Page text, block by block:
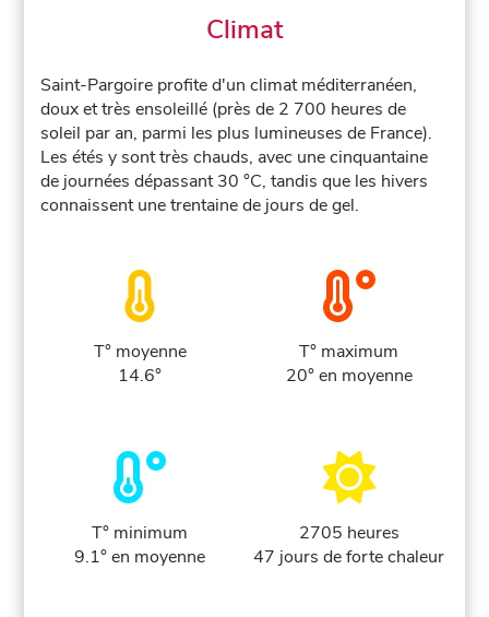
Climat
Saint-Pargoire profite d'un climat méditerranéen,
doux et très ensoleillé (près de 2 700 heures de
soleil par an, parmi les plus lumineuses de France).
Les étés y sont très chauds, avec une cinquantaine
de journées dépassant 30 °C, tandis que les hivers
connaissent une trentaine de jours de gel.
T° moyenne
14.6°
T° maximum
20° en moyenne
T° minimum
9.1° en moyenne
2705 heures
47 jours de forte chaleur